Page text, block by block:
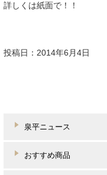
詳しくは紙面で！！
投稿日：2014年6月4日
泉平ニュース
おすすめ商品